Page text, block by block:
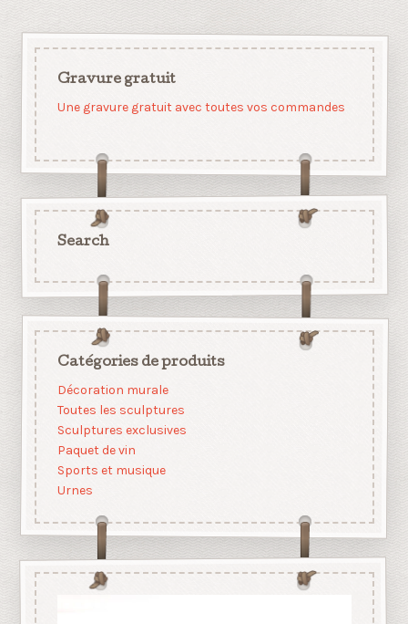
Gravure gratuit
Une gravure gratuit avec toutes vos commandes
Search
Catégories de produits
Décoration murale
Toutes les sculptures
Sculptures exclusives
Paquet de vin
Sports et musique
Urnes